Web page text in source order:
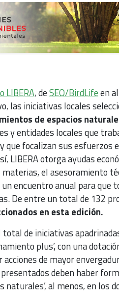
LIBERA, deSEO/BirdLifeen
las iniciativas locales
de espacios
y entidades locales que
que focalizan sus esfuerzos
LIBERA otorga ayudas
el asesoramiento
encuentro anual para que
De entre un total de 132
en esta edición.
de iniciativas
plus’, con una
de mayor
deben haber
naturales’, al menos, en los